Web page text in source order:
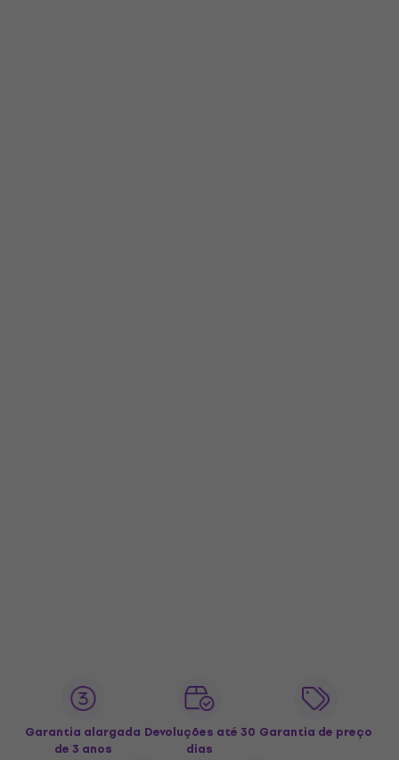
Garantia alargada
de 3 anos
Devoluções até 30
dias
Garantia de preço